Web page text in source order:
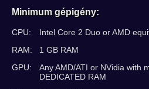
Minimum gépigény:
CPU:
Intel Core 2 Duo or AMD
RAM:
1 GB RAM
GPU:
Any AMD/ATI or NVidia with
DEDICATED RAM